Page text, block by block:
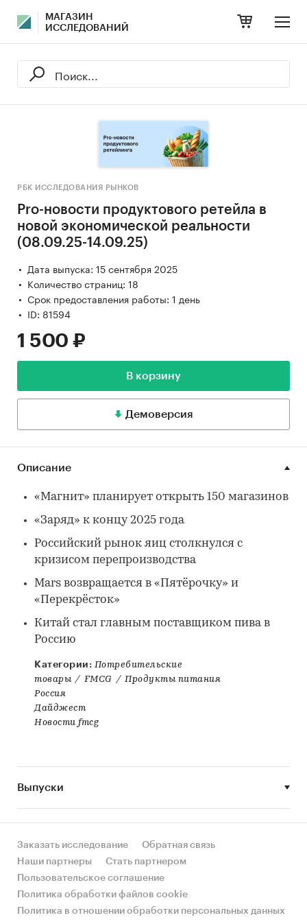
МАГАЗИН
ИССЛЕДОВАНИЙ
РБК ИССЛЕДОВАНИЯ РЫНКОВ
Pro-новости продуктового ретейла в
новой экономической реальности
(08.09.25-14.09.25)
Дата выпуска: 15 сентября 2025
Количество страниц: 18
Срок предоставления работы: 1 день
ID: 81594
1 500 ₽
В корзину
Демоверсия
Описание
«Магнит» планирует открыть 150 магазинов
«Заряд» к концу 2025 года
Российский рынок яиц столкнулся с
кризисом перепроизводства
Mars возвращается в «Пятёрочку» и
«Перекрёсток»
Китай стал главным поставщиком пива в
Россию
Категории: Потребительские
товары / FMCG / Продукты питания
Россия
Дайджест
Новости fmcg
Выпуски
Заказать исследование
Обратная связь
Наши партнеры
Стать партнером
Пользовательское соглашение
Политика обработки файлов cookie
Политика в отношении обработки персональных данных